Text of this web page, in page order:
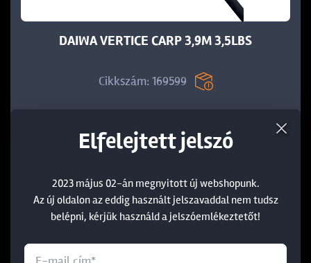
DAIWA VERTICE CARP 3,9M 3,5LBS
Cikkszám: 169599
49 990 Ft
KOSÁRBA
Elfelejtett jelszó
2023 május 02-án megnyitott új webshopunk.
Az új oldalon az eddig használt jelszavaddal nem tudsz
belépni, kérjük használd a jelszóemlékeztetőt!